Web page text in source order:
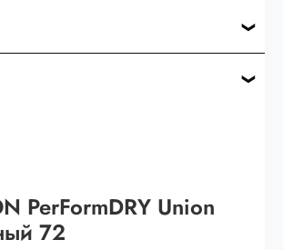
PerFormDRY Union
72